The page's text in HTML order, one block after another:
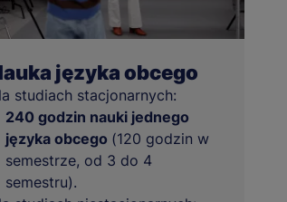
języka obcego
studiach stacjonarnych:
240 godzin nauki jednego
języka obcego (120 godzin w
semestrze, od 3 do 4
semestru).